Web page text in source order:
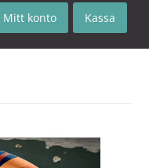
Mitt konto Kassa